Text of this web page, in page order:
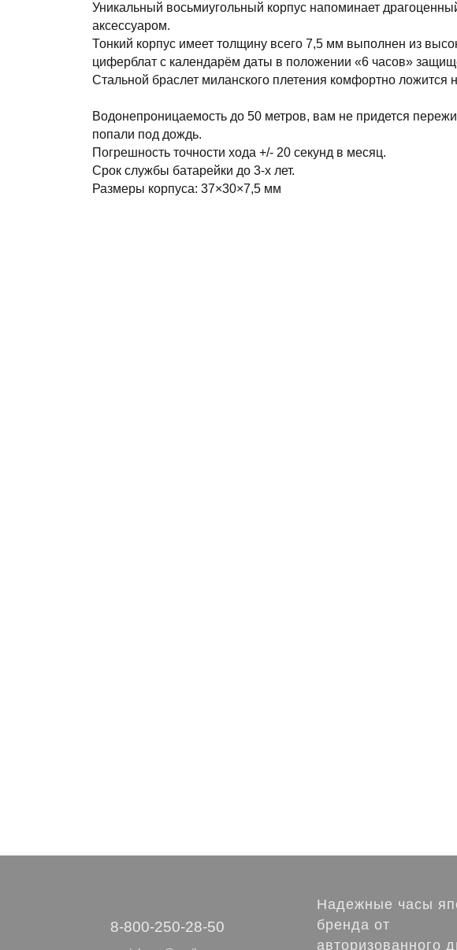
Уникальный восьмиугольный корпус напоминает
аксессуаром.
Тонкий корпус имеет толщину всего 7,5 мм выполнен из
циферблат с календарём даты в положении «6 часов»
Стальной браслет миланского плетения комфортно ложится
Водонепроницаемость до 50 метров, вам не придется
попали под дождь.
Погрешность точности хода +/- 20 секунд в месяц.
Срок службы батарейки до 3-х лет.
Размеры корпуса: 37×30×7,5 мм
‭8-800-250-28-50
Надежные часы
бренда от
авторизованного